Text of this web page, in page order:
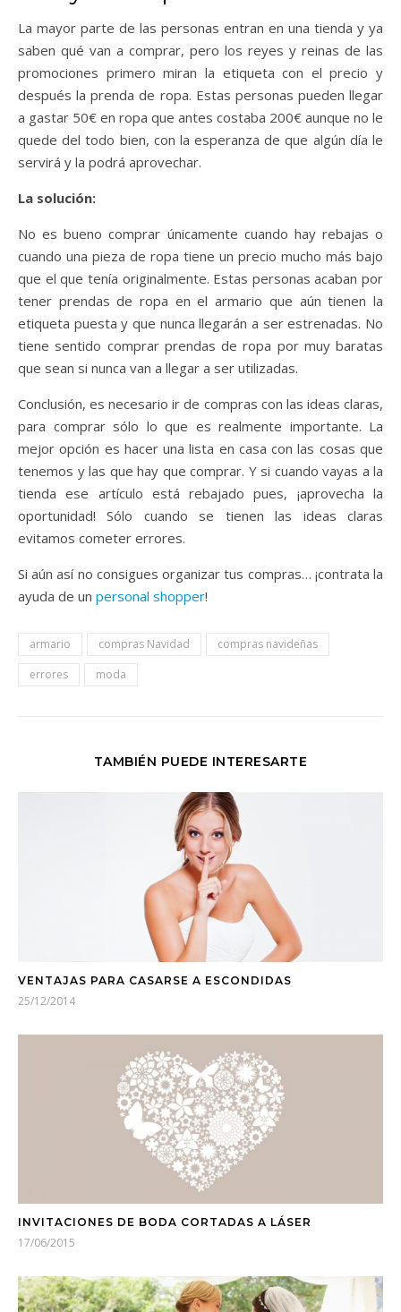
La mayor parte de las personas entran en una tienda y ya
saben qué van a comprar, pero los reyes y reinas de las
promociones primero miran la etiqueta con el precio y
después la prenda de ropa. Estas personas pueden llegar
a gastar 50€ en ropa que antes costaba 200€ aunque no le
quede del todo bien, con la esperanza de que algún día le
servirá y la podrá aprovechar.
La solución:
No es bueno comprar únicamente cuando hay rebajas o
cuando una pieza de ropa tiene un precio mucho más bajo
que el que tenía originalmente. Estas personas acaban por
tener prendas de ropa en el armario que aún tienen la
etiqueta puesta y que nunca llegarán a ser estrenadas. No
tiene sentido comprar prendas de ropa por muy baratas
que sean si nunca van a llegar a ser utilizadas.
Conclusión, es necesario ir de compras con las ideas claras,
para comprar sólo lo que es realmente importante. La
mejor opción es hacer una lista en casa con las cosas que
tenemos y las que hay que comprar. Y si cuando vayas a la
tienda ese artículo está rebajado pues, ¡aprovecha la
oportunidad! Sólo cuando se tienen las ideas claras
evitamos cometer errores.
Si aún así no consigues organizar tus compras… ¡contrata la
ayuda de un personal shopper!
armario compras Navidad
compras navideñas
errores
moda
TAMBIÉN PUEDE INTERESARTE
VENTAJAS PARA CASARSE A ESCONDIDAS
25/12/2014
INVITACIONES DE BODA CORTADAS A LÁSER
17/06/2015